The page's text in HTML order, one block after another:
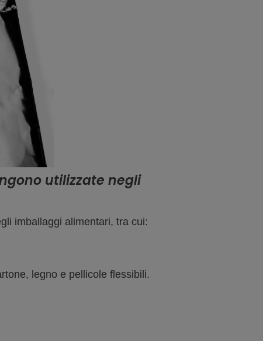
utilizzate negli
imballaggi alimentari, tra cui:
legno e pellicole flessibili.